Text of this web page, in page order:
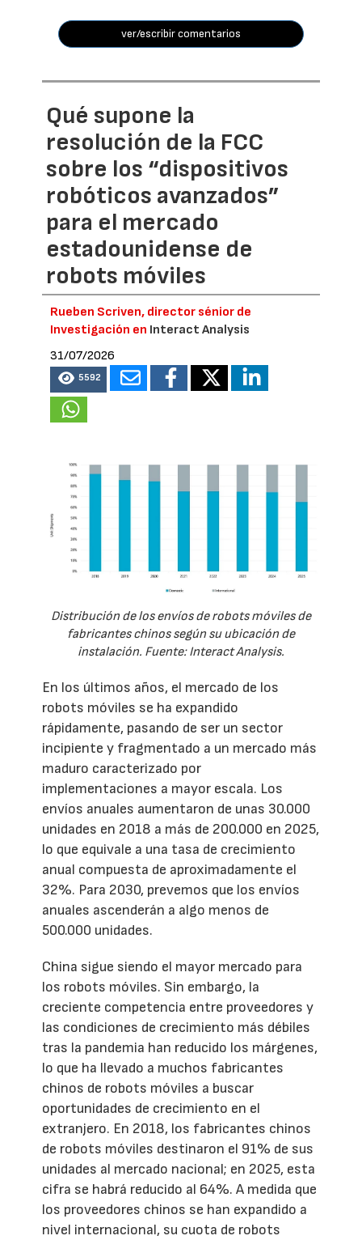
ver/escribir comentarios
Qué supone la
resolución de la FCC
sobre los “dispositivos
robóticos avanzados”
para el mercado
estadounidense de
robots móviles
Rueben Scriven, director sénior de
Investigación en Interact Analysis
31/07/2026
5592
Distribución de los envíos de robots móviles de
fabricantes chinos según su ubicación de
instalación. Fuente: Interact Analysis.
En los últimos años, el mercado de los
robots móviles se ha expandido
rápidamente, pasando de ser un sector
incipiente y fragmentado a un mercado más
maduro caracterizado por
implementaciones a mayor escala. Los
envíos anuales aumentaron de unas 30.000
unidades en 2018 a más de 200.000 en 2025,
lo que equivale a una tasa de crecimiento
anual compuesta de aproximadamente el
32%. Para 2030, prevemos que los envíos
anuales ascenderán a algo menos de
500.000 unidades.
China sigue siendo el mayor mercado para
los robots móviles. Sin embargo, la
creciente competencia entre proveedores y
las condiciones de crecimiento más débiles
tras la pandemia han reducido los márgenes,
lo que ha llevado a muchos fabricantes
chinos de robots móviles a buscar
oportunidades de crecimiento en el
extranjero. En 2018, los fabricantes chinos
de robots móviles destinaron el 91% de sus
unidades al mercado nacional; en 2025, esta
cifra se habrá reducido al 64%. A medida que
los proveedores chinos se han expandido a
nivel internacional, su cuota de robots